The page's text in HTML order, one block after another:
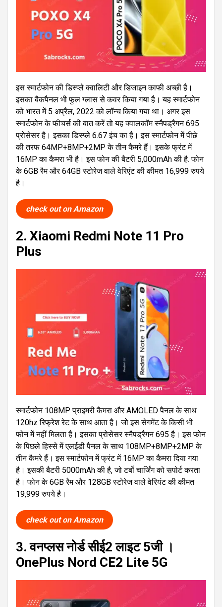
इस स्मार्टफोन की डिस्प्ले क्वालिटी और डिजाइन काफी अच्छी है।
इसका बैकपैनल भी फुल ग्लास से कवर किया गया है। यह स्मार्टफोन
को भारत में 5 अप्रैल, 2022 को लॉन्च किया गया था। अगर इस
स्मार्टफोन के फीचर्स की बात करें तो यह क्वालकॉम स्नैपड्रैगन 695
प्रोसेसर है। इसका डिस्प्ले 6.67 इंच का है। इस स्मार्टफोन में पीछे
की तरफ 64MP+8MP+2MP के तीन कैमरे हैं। इसके फ्रंट में
16MP का कैमरा भी है। इस फोन की बैटरी 5,000mAh की है. फोन
के 6GB रैम और 64GB स्टोरेज वाले वेरिएंट की कीमत 16,999 रुपये
है।
check out on Amazon
2. Xiaomi Redmi Note 11 Pro
Plus
स्मार्टफोन 108MP प्राइमरी कैमरा और AMOLED पैनल के साथ
120hz रिफ्रेश रेट के साथ आता है। जो इस सेगमेंट के किसी भी
फोन में नहीं मिलता है। इसका प्रोसेसर स्नैपड्रैगन 695 है। इस फोन
के पिछले हिस्से में एलईडी पैनल के साथ 108MP+8MP+2MP के
तीन कैमरे हैं। इस स्मार्टफोन में फ्रंट में 16MP का कैमरा दिया गया
है। इसकी बैटरी 5000mAh की है, जो टर्बो चार्जिंग को सपोर्ट करता
है। फोन के 6GB रैम और 128GB स्टोरेज वाले वेरियंट की कीमत
19,999 रुपये है।
check out on Amazon
3. वनप्लस नोर्ड सीई2 लाइट 5जी ।
OnePlus Nord CE2 Lite 5G